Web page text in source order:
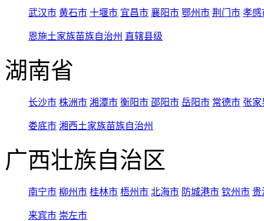
武汉市 黄石市 十堰市 宜昌市 襄阳市 鄂州市 荆门市 孝感
恩施土家族苗族自治州 直辖县级
湖南省
长沙市 株洲市 湘潭市 衡阳市 邵阳市 岳阳市 常德市 张家
娄底市 湘西土家族苗族自治州
广西壮族自治区
南宁市 柳州市 桂林市 梧州市 北海市 防城港市 钦州市 贵
来宾市 崇左市